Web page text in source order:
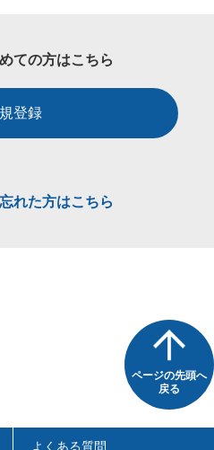
ての方はこちら
登録
れた方はこちら
ページの先頭へ
戻る
よくある質問